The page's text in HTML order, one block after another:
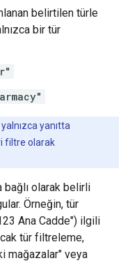
belirtilen türle
bir tür
yanıtta
filtre olarak
bağlı olarak belirli
Örneğin, tür
Ana Cadde") ilgili
tür filtreleme,
mağazalar" veya